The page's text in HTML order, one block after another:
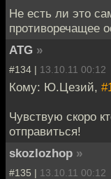
Не есть ли это
противоречащее
ATG »
#134 | 13.10.11 00:12
Кому: Ю.Цезий,
Чувствую скоро
отправиться!
skozlozhop »
#135 | 13.10.11 00:12